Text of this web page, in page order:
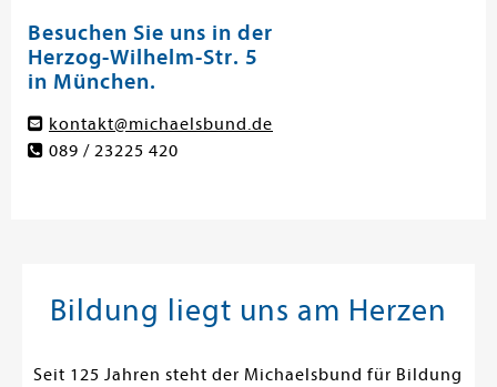
Besuchen Sie uns in der
Herzog-Wilhelm-Str. 5
in München.
kontakt@michaelsbund.de
089 / 23225 420
Bildung liegt uns am Herzen
Seit 125 Jahren steht der Michaelsbund für Bildung